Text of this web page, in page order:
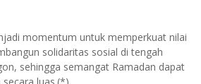
momentum untuk memperkuat nilai
solidaritas sosial di tengah
sehingga semangat Ramadan dapat